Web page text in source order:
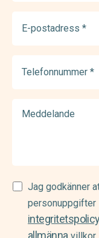
postadress
(Required)
Samtycke
(Required)
Jag godkänner
personuppgifter
allmänna